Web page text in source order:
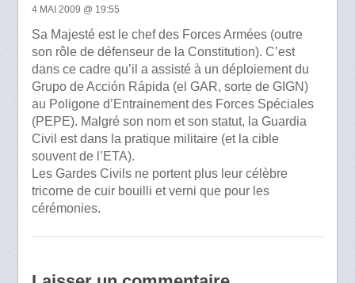
4 MAI 2009 @ 19:55
Sa Majesté est le chef des Forces Armées (outre
son rôle de défenseur de la Constitution). C’est
dans ce cadre qu’il a assisté à un déploiement du
Grupo de Acción Rápida (el GAR, sorte de GIGN)
au Poligone d’Entrainement des Forces Spéciales
(PEPE). Malgré son nom et son statut, la Guardia
Civil est dans la pratique militaire (et la cible
souvent de l’ETA).
Les Gardes Civils ne portent plus leur célèbre
tricorne de cuir bouilli et verni que pour les
cérémonies.